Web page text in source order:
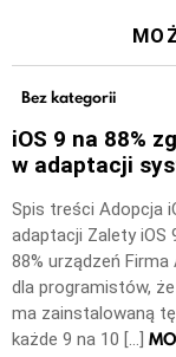
Bez kategorii
iOS 9 na 88%
w adaptacji
Spis treści Adopcja
adaptacji Zalety iOS
88% urządzeń
dla programistów,
ma zainstalowaną
każde 9 na 10 […]